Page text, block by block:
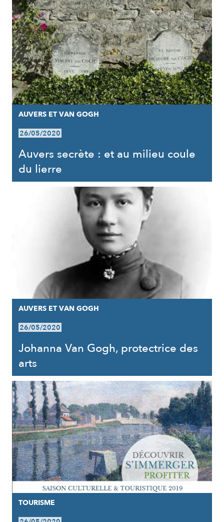
AUVERS ET VAN GOGH
26/05/2020
Auvers secrète : et au milieu coule
du lierre
AUVERS ET VAN GOGH
26/05/2020
Johanna Van Gogh, protectrice des
arts
TOURISME